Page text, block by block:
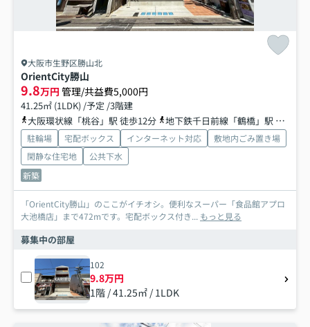
大阪市生野区勝山北
OrientCity勝山
9.8万円 管理/共益費5,000円
41.25㎡ (1LDK) /予定 /3階建
大阪環状線「桃谷」駅 徒歩12分
地下鉄千日前線「鶴橋」駅 徒歩18分
駐輪場 宅配ボックス インターネット対応
敷地内ごみ置き場
閑静な住宅地
公共下水
新築
「OrientCity勝山」のここがイチオシ。便利なスーパー「食品館アプロ
大池橋店」まで472mです。宅配ボックス付き... もっと見る
募集中の部屋
102
9.8万円
1階 / 41.25㎡ / 1LDK